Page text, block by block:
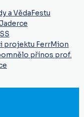
a VědaFestu
projektu FerrMion
přínos prof.